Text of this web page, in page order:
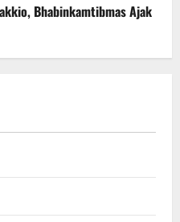
Bhabinkamtibmas Ajak